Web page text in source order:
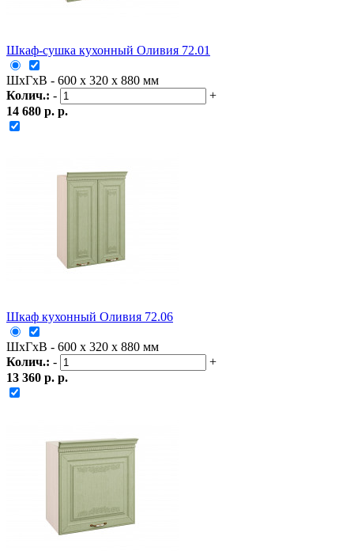
Шкаф-сушка кухонный Оливия 72.01
ШxГxВ - 600 x 320 x 880 мм
Колич.: -
+
14 680 р. р.
Шкаф кухонный Оливия 72.06
ШxГxВ - 600 x 320 x 880 мм
Колич.: -
+
13 360 р. р.